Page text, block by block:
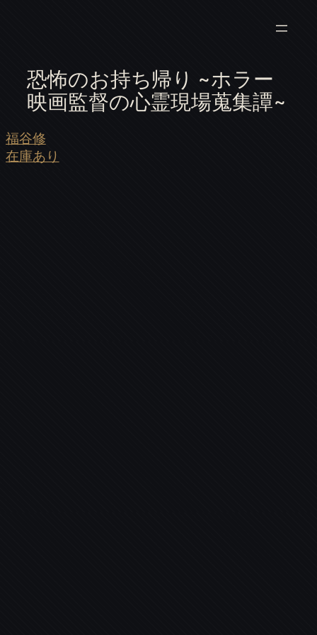
恐怖のお持ち帰り ~ホラー
映画監督の心霊現場蒐集譚~
福谷修
在庫あり